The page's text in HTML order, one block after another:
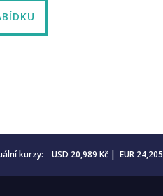
kurzy: USD 20,989 Kč | EUR